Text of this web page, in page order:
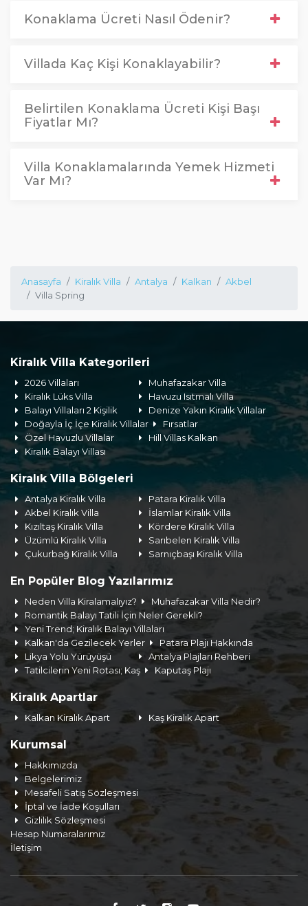
Konaklama Ücreti Nasıl Ödenir?
Villada Kaç Kişi Konaklayabilir?
Belirtilen Konaklama Ücreti Kişi Başı
Fiyatlar Mı?
Villa Konaklamalarında Yemek Hizmeti
Var Mı?
Anasayfa Kiralık Villa Antalya Kalkan
Akbel
Villa Spring
Kiralık Villa Kategorileri
2026 Villaları
Muhafazakar Villa
Kiralık Lüks Villa
Havuzu Isıtmalı Villa
Balayı Villaları 2 Kişilik
Denize Yakın Kiralık Villalar
Doğayla İç İçe Kiralık Villalar
Fırsatlar
Özel Havuzlu Villalar
Hill Villas Kalkan
Kiralık Balayı Villası
Kiralık Villa Bölgeleri
Antalya Kiralık Villa
Patara Kiralık Villa
Akbel Kiralık Villa
İslamlar Kiralık Villa
Kızıltaş Kiralık Villa
Kördere Kiralık Villa
Üzümlü Kiralık Villa
Sarıbelen Kiralık Villa
Çukurbağ Kiralık Villa
Sarnıçbaşı Kiralık Villa
En Popüler Blog Yazılarımız
Neden Villa Kiralamalıyız?
Muhafazakar Villa Nedir?
Romantik Balayı Tatili İçin Neler Gerekli?
Yeni Trend; Kiralık Balayı Villaları
Kalkan'da Gezilecek Yerler
Patara Plajı Hakkında
Likya Yolu Yürüyüşü
Antalya Plajları Rehberi
Tatilcilerin Yeni Rotası; Kaş
Kaputaş Plajı
Kiralık Apartlar
Kalkan Kiralık Apart Kaş Kiralık Apart
Kurumsal
Hakkımızda
Belgelerimiz
Mesafeli Satış Sözleşmesi
İptal ve İade Koşulları
Gizlilik Sözleşmesi
Hesap Numaralarımız
İletişim